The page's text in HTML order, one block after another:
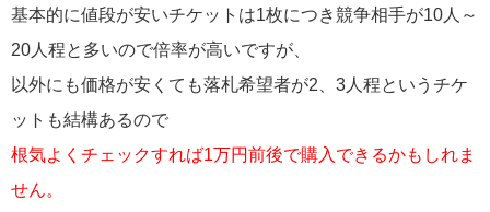
基本的に値段が安いチケットは1枚につき競争相手が10人～
20人程と多いので倍率が高いですが、
以外にも価格が安くても落札希望者が2、3人程というチケ
ットも結構あるので
根気よくチェックすれば1万円前後で購入できるかもしれま
せん。